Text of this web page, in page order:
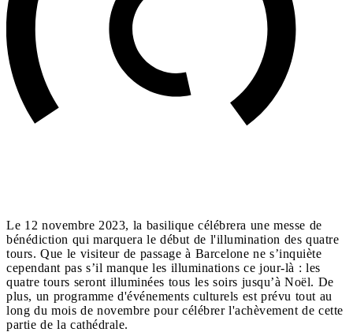
Le 12 novembre 2023, la basilique célébrera une messe de
bénédiction qui marquera le début de l'illumination des quatre
tours. Que le visiteur de passage à Barcelone ne s’inquiète
cependant pas s’il manque les illuminations ce jour-là : les
quatre tours seront illuminées tous les soirs jusqu’à Noël. De
plus, un programme d'événements culturels est prévu tout au
long du mois de novembre pour célébrer l'achèvement de cette
partie de la cathédrale.